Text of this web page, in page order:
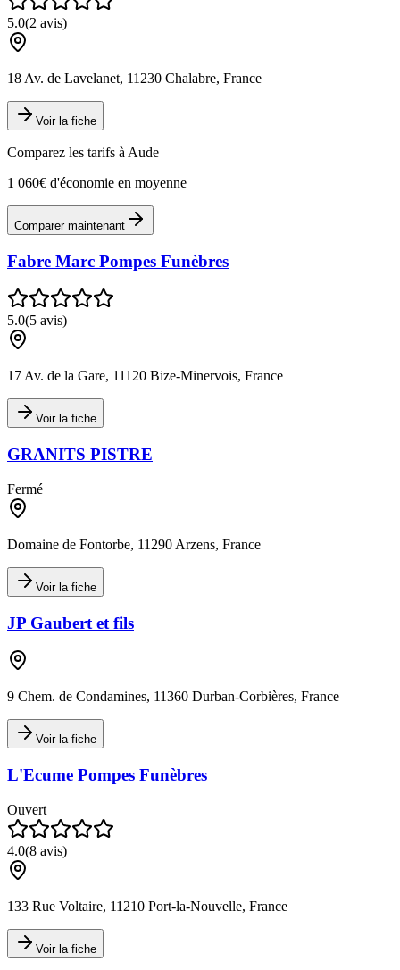
5.0(2 avis)
18 Av. de Lavelanet, 11230 Chalabre, France
Voir la fiche
Comparez les tarifs à Aude
1 060€ d'économie en moyenne
Comparer maintenant
Fabre Marc Pompes Funèbres
5.0(5 avis)
17 Av. de la Gare, 11120 Bize-Minervois, France
Voir la fiche
GRANITS PISTRE
Fermé
Domaine de Fontorbe, 11290 Arzens, France
Voir la fiche
JP Gaubert et fils
9 Chem. de Condamines, 11360 Durban-Corbières, France
Voir la fiche
L'Ecume Pompes Funèbres
Ouvert
4.0(8 avis)
133 Rue Voltaire, 11210 Port-la-Nouvelle, France
Voir la fiche